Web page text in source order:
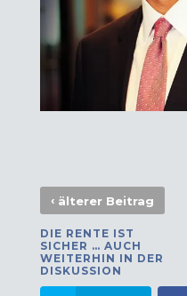
‹älterer Beitrag
DIE RENTE IST
SICHER … AUCH
WEITERHIN IN DER
DISKUSSION